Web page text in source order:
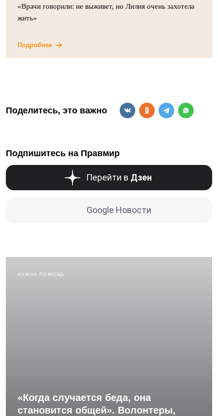
«Врачи говорили: не выживет, но Лилия очень захотела
жить»
Подробнее
Поделитесь, это важно
Подпишитесь на Правмир
Перейти в Дзен
Google Новости
НУЖНА ПОМОЩЬ
«Когда случается беда, она
становится общей». Волонтеры,